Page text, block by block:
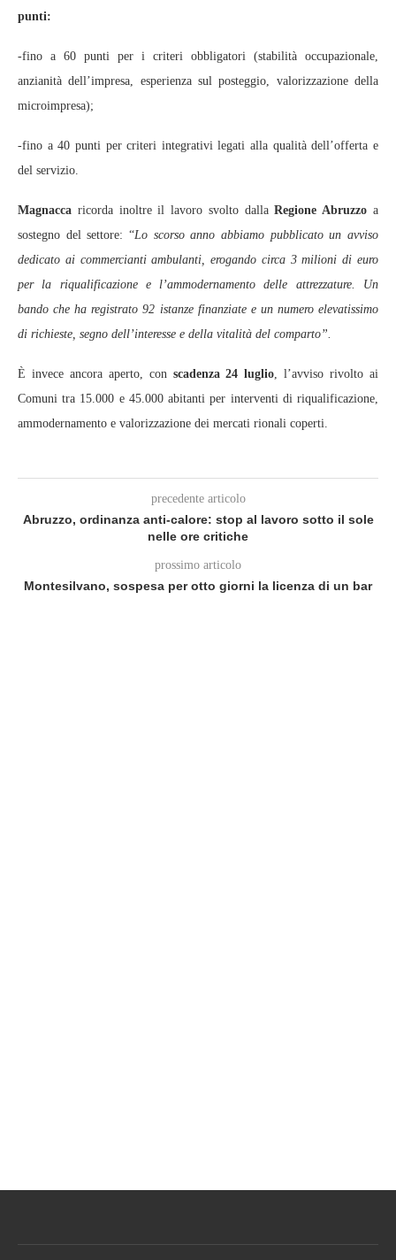
punti:
-fino a 60 punti per i criteri obbligatori (stabilità occupazionale,
anzianità dell’impresa, esperienza sul posteggio, valorizzazione della
microimpresa);
-fino a 40 punti per criteri integrativi legati alla qualità dell’offerta e
del servizio.
Magnacca ricorda inoltre il lavoro svolto dallaRegione Abruzzo a
sostegno del settore: “Lo scorso anno abbiamo pubblicato un avviso
dedicato ai commercianti ambulanti, erogando circa 3 milioni di euro
per la riqualificazione e l’ammodernamento delle attrezzature. Un
bando che ha registrato 92 istanze finanziate e un numero elevatissimo
di richieste, segno dell’interesse e della vitalità del comparto”.
È invece ancora aperto, con scadenza 24 luglio, l’avviso rivolto ai
Comuni tra 15.000 e 45.000 abitanti per interventi di riqualificazione,
ammodernamento e valorizzazione dei mercati rionali coperti.
precedente articolo
Abruzzo, ordinanza anti-calore: stop al lavoro sotto il sole
nelle ore critiche
prossimo articolo
Montesilvano, sospesa per otto giorni la licenza di un bar